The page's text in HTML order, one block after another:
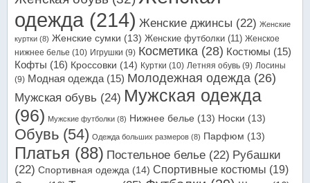
одежда (214) Женские джинсы (22) Женские
куртки (8) Женские сумки (13) Женские футболки (11) Женское
нижнее белье (10) Игрушки (9) Косметика (28) Костюмы (15)
Кофты (16) Кроссовки (14) Куртки (10) Летняя обувь (9) Лосины
(9) Модная одежда (15) Молодежная одежда (26)
Мужская обувь (24) Мужская одежда
(96) Мужские футболки (8) Нижнее белье (13) Носки (13)
Обувь (54) Одежда больших размеров (8) Парфюм (13)
Платья (88) Постельное белье (22) Рубашки
(22) Спортивная одежда (14) Спортивные костюмы (19)